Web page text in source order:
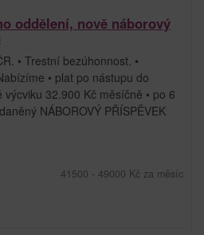
oddělení, nově náborový
• Trestní bezúhonnost. •
• plat po nástupu do
32.900 Kč měsíčně • po 6
NÁBOROVÝ PŘÍSPĚVEK
41500 - 49000 Kč za měsíc